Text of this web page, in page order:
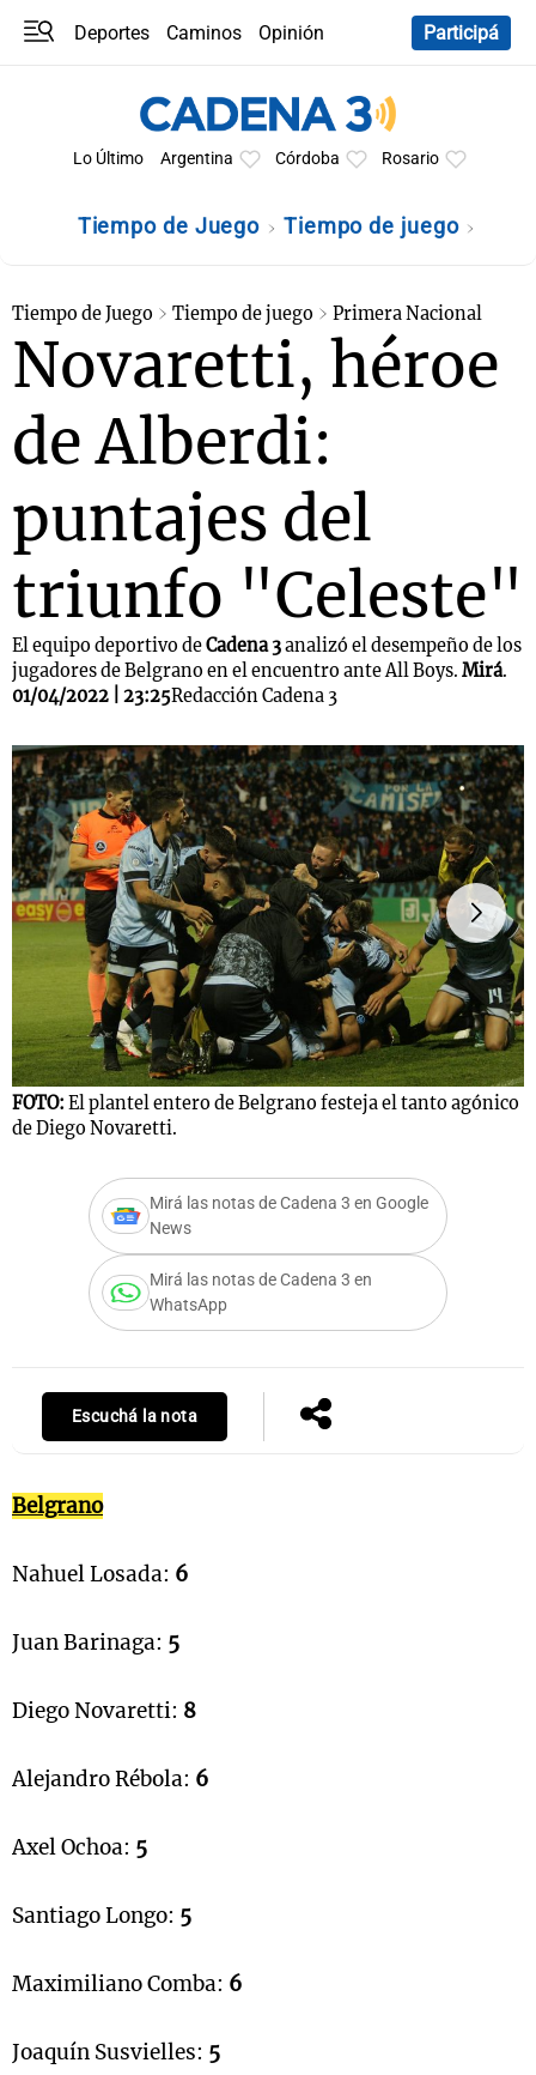
Deportes Caminos
Opinión
Participá
Lo Último Argentina Córdoba Rosario
Tiempo de Juego Tiempo de juego
Tiempo de Juego Tiempo de juego Primera Nacional
Novaretti, héroe
de Alberdi:
puntajes del
triunfo "Celeste"
El equipo deportivo deCadena 3analizó el desempeño de los
jugadores de Belgrano en el encuentro ante All Boys. Mirá.
01/04/2022 | 23:25Redacción Cadena 3
FOTO: El plantel entero de Belgrano festeja el tanto agónico
de Diego Novaretti.
Mirá las notas de Cadena 3 en Google
News
Mirá las notas de Cadena 3 en
WhatsApp
Escuchá la nota
Belgrano
Nahuel Losada: 6
Juan Barinaga: 5
Diego Novaretti: 8
Alejandro Rébola: 6
Axel Ochoa: 5
Santiago Longo: 5
Maximiliano Comba: 6
Joaquín Susvielles: 5
Notas
Mundial 2026
Notas
La Sole en
Cadena 3